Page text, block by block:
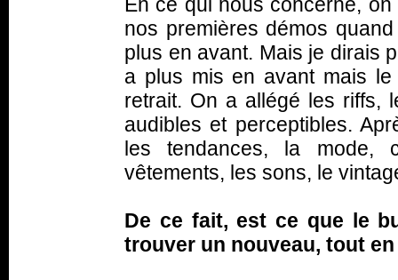
nos premières démos
plus en avant. Mais je dirais
a plus mis en avant mais
retrait. On a allégé les riffs,
audibles et perceptibles.
les tendances, la mode,
vêtements, les sons, le
De ce fait, est ce que le
trouver un nouveau, tout